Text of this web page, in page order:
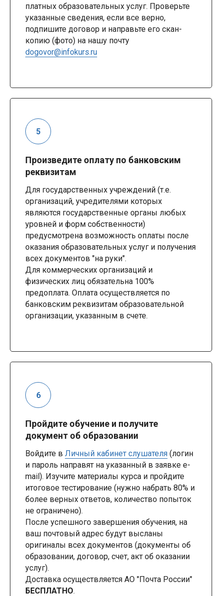
платных образовательных услуг. Проверьте
указанные сведения, если все верно,
подпишите договор и направьте его скан-
копию (фото) на нашу почту
dogovor@infokurs.ru
Произведите оплату по банковским
реквизитам
Для государственных учреждений (т.е.
организаций, учредителями которых
являются государственные органы любых
уровней и форм собственности)
предусмотрена возможность оплаты после
оказания образовательных услуг и получения
всех документов "на руки".
Для коммерческих организаций и
физических лиц обязательна 100%
предоплата. Оплата осуществляется по
банковским реквизитам образовательной
организации, указанным в счете.
Пройдите обучение и получите
документ об образовании
Войдите в Личный кабинет слушателя (логин
и пароль направят на указанный в заявке e-
mail). Изучите материалы курса и пройдите
итоговое тестирование (нужно набрать 80% и
более верных ответов, количество попыток
не ограничено).
После успешного завершения обучения, на
ваш почтовый адрес будут высланы
оригиналы всех документов (документы об
образовании, договор, счет, акт об оказании
услуг).
Доставка осуществляется АО "Почта России"
БЕСПЛАТНО.